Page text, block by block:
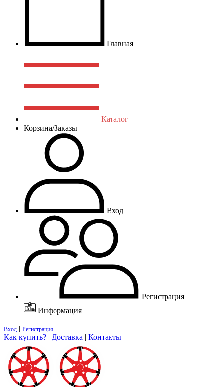
Главная
Каталог
Корзина/Заказы
Вход
Регистрация
Информация
Вход | Регистрация
Как купить? | Доставка | Контакты